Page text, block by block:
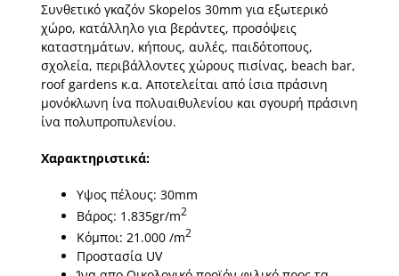
Συνθετικό γκαζόν Skopelos 30mm για εξωτερικό
χώρο, κατάλληλο για βεράντες, προσόψεις
καταστημάτων, κήπους, αυλές, παιδότοπους,
σχολεία, περιβάλλοντες χώρους πισίνας, beach bar,
roof gardens κ.α. Αποτελείται από ίσια πράσινη
μονόκλωνη ίνα πολυαιθυλενίου και σγουρή πράσινη
ίνα πολυπροπυλενίου.
Χαρακτηριστικά:
Υψος πέλους: 30mm
Βάρος: 1.835gr/m2
Kόμποι: 21.000 /m2
Προστασία UV